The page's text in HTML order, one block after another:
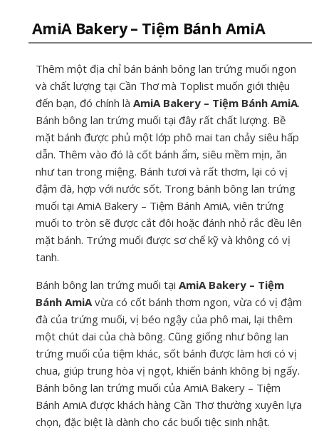
AmiA Bakery – Tiệm Bánh AmiA
Thêm một địa chỉ bán bánh bông lan trứng muối ngon
và chất lượng tại Cần Thơ mà Toplist muốn giới thiệu
đến bạn, đó chính là AmiA Bakery – Tiệm Bánh AmiA.
Bánh bông lan trứng muối tại đây rất chất lượng. Bề
mặt bánh được phủ một lớp phô mai tan chảy siêu hấp
dẫn. Thêm vào đó là cốt bánh ẩm, siêu mềm mịn, ăn
như tan trong miệng. Bánh tươi và rất thơm, lại có vị
đậm đà, hợp với nước sốt. Trong bánh bông lan trứng
muối tại AmiA Bakery – Tiệm Bánh AmiA, viên trứng
muối to tròn sẽ được cắt đôi hoặc đánh nhỏ rắc đều lên
mặt bánh. Trứng muối được sơ chế kỹ và không có vị
tanh.
Bánh bông lan trứng muối tại AmiA Bakery – Tiệm
Bánh AmiAvừa có cốt bánh thơm ngon, vừa có vị đậm
đà của trứng muối, vị béo ngậy của phô mai, lại thêm
một chút dai của chà bông. Cũng giống như bông lan
trứng muối của tiệm khác, sốt bánh được làm hơi có vị
chua, giúp trung hòa vị ngọt, khiến bánh không bị ngấy.
Bánh bông lan trứng muối của AmiA Bakery – Tiệm
Bánh AmiA được khách hàng Cần Thơ thường xuyên lựa
chọn, đặc biệt là dành cho các buổi tiệc sinh nhật.